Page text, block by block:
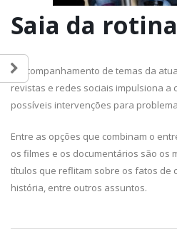
Saia da rotina
O acompanhamento de temas da
revistas e redes sociais impulsiona a
possíveis intervenções para
Entre as opções que combinam o
os filmes e os documentários são os
títulos que reflitam sobre os fatos de
história, entre outros assuntos.